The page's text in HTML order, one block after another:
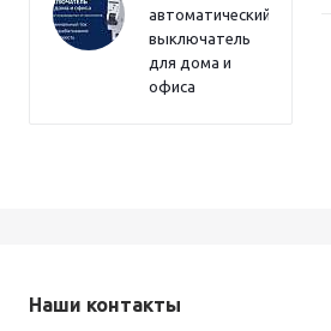
автоматический
выключатель
для дома и
офиса
Наши контакты